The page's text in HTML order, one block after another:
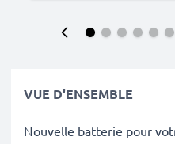
VUE D'ENSEMBLE
Nouvelle batterie pour